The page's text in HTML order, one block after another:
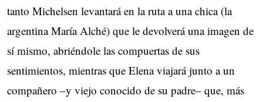
tanto Michelsen levantará en la ruta a una chica (la
argentina María Alché) que le devolverá una imagen de
sí mismo, abriéndole las compuertas de sus
sentimientos, mientras que Elena viajará junto a un
compañero –y viejo conocido de su padre– que, más